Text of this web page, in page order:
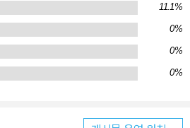
가슴을 아리게 파고든다. 또한 이
의 교정을 요구한다. 우주정거장에서 바
대한 작가의 묘사력은 가히 압도적이
위에 떠 있고, 시속 2만 8천 킬로미터
11.1%
0%
0%
0%